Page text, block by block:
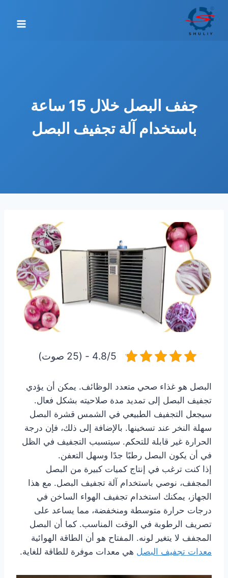
التجاوز
المحتوى
جفف البصل خلال 15 ساعة
باستخدام آلة تجفيف البصل
4.8/5 - (25 صوت)
البصل هو غذاء صحي متعدد الوظائف. يمكن أن يؤدي
تجفيف البصل إلى تمديد مدة صلاحيته بشكل فعال.
سيجعل التجفيف الطبيعي في الشمس قشرة البصل
سهلة النخر عند تسخينها. بالإضافة إلى ذلك، فإن درجة
الحرارة غير قابلة للتحكم. سيتسبب التجفيف في الظل
في أن يكون البصل رطبًا جدًا وسهل التعفن.
إذا كنت ترغب في إنتاج كميات كبيرة من البصل
المجفف، نوصي باستخدام آلة تجفيف البصل. مع هذا
الجهاز، يمكنك استخدام تجفيف الهواء الساخن في
درجات حرارة متوسطة ومنخفضة، مما يساعد على
تصريف الرطوبة في الوقت المناسب. كما أن البصل
المجفف لا يتغير لونه. المفتاح هو أن الطاقة الهوائية
معدات تجفيف البصل هي معدات موفرة للطاقة للغاية.